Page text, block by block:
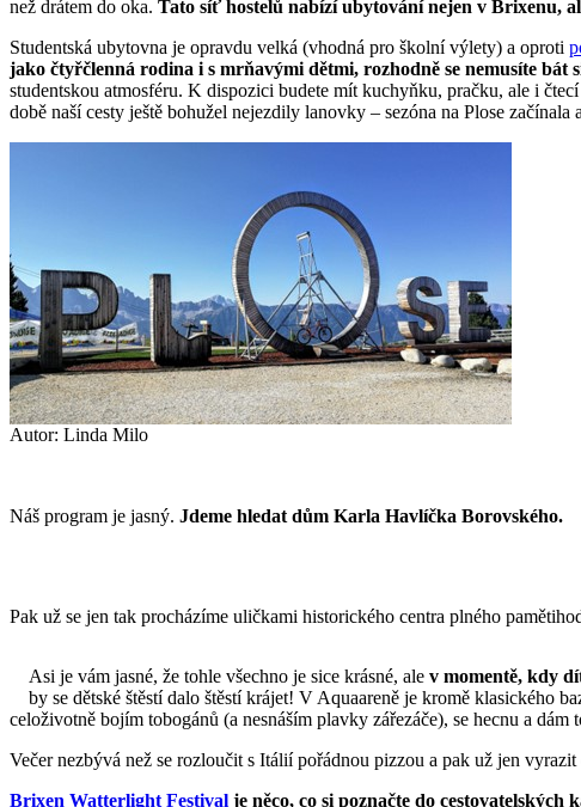
než drátem do oka. Tato síť hostelů nabízí ubytování nejen v Brixenu,
Studentská ubytovna je opravdu velká (vhodná pro školní výlety) a oproti
jako čtyřčlenná rodina i s mrňavými dětmi, rozhodně se nemusíte
studentskou atmosféru. K dispozici budete mít kuchyňku, pračku, ale i
době naší cesty ještě bohužel nejezdily lanovky – sezóna na Plose
Autor: Linda Milo
Náš program je jasný. Jdeme hledat dům Karla Havlíčka Borovského.
Pak už se jen tak procházíme uličkami historického centra plného
Asi je vám jasné, že tohle všechno je sice krásné, ale v momentě, kdy
by se dětské štěstí dalo štěstí krájet! V Aquaareně je kromě klasického
celoživotně bojím tobogánů (a nesnáším plavky zářezáče), se hecnu a
Večer nezbývá než se rozloučit s Itálií pořádnou pizzou a pak už jen vyrazit
Brixen Watterlight Festival je něco, co si poznačte do cestovatelských